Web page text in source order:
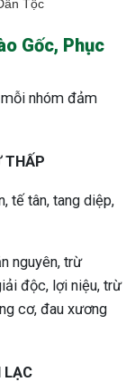
Tộc
Gốc, Phục
nhóm đảm
THẤP
tế tân, tang diệp,
nguyên, trừ
độc, lợi niệu, trừ
cơ, đau xương
LẠC